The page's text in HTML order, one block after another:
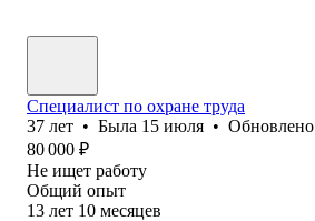
Специалист по охране труда
37 лет • Была 15 июля • Обновлено
80 000 ₽
Не ищет работу
Общий опыт
13 лет 10 месяцев